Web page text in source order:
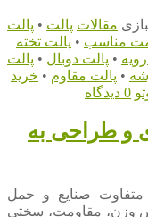
مقالات پالت • پالت
مناسب • پالت تخته
• پالت دوبال • پالت
• پالت مقاوم • خرید
0 دیدگاه
و طراحی به
متفاوت صنایع و حمل
وزن، مقاومت، سختی